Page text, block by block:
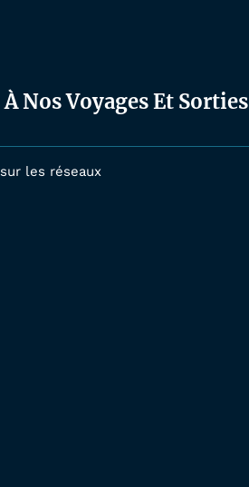
Nos Voyages Et Sorties
les réseaux